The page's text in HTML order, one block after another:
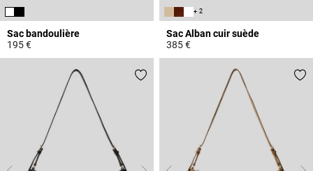
Sac bandoulière
195 €
+ 2
Sac Alban cuir suède
385 €